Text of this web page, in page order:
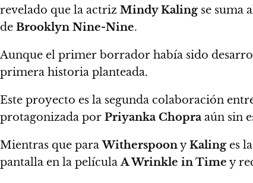
revelado que la actriz Mindy Kalingse suma
de Brooklyn Nine-Nine.
Aunque el primer borrador había sido
primera historia planteada.
Este proyecto es la segunda colaboración
protagonizada por Priyanka Chopra aún sin
Mientras que paraWitherspoonyKalinges
pantalla en la películaA Wrinkle in Time y